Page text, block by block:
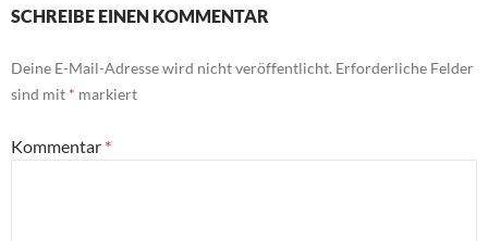
SCHREIBE EINEN KOMMENTAR
Deine E-Mail-Adresse wird nicht veröffentlicht. Erforderliche Felder
sind mit * markiert
Kommentar *